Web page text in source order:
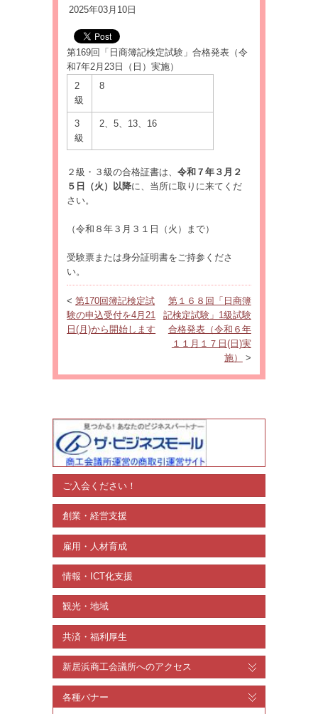
2025年03月10日
第169回「日商簿記検定試験」合格発表（令
和7年2月23日（日）実施）
2
級
8
3
級
2、5、13、16
２級・３級の合格証書は、令和７年３月２
５日（火）以降に、当所に取りに来てくだ
さい。
（令和８年３月３１日（火）まで）
受験票または身分証明書をご持参くださ
い。
<第170回簿記検定試
験の申込受付を4月21
日(月)から開始します
第１６８回「日商簿
記検定試験」1級試験
合格発表（令和６年
１１月１７日(日)実
施）
>
ご入会ください！
創業・経営支援
雇用・人材育成
情報・ICT化支援
観光・地域
共済・福利厚生
新居浜商工会議所へのアクセス
各種バナー